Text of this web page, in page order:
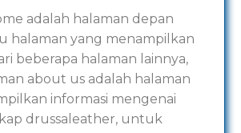
adalah halaman depan
halaman yang menampilkan
beberapa halaman lainnya,
about us adalah halaman
informasi mengenai
drussaleather, untuk